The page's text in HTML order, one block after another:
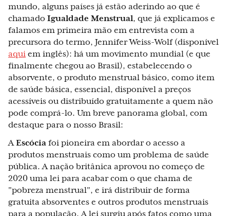
mundo, alguns países já estão aderindo ao que é
chamado Igualdade Menstrual, que já explicamos e
falamos em primeira mão em entrevista com a
precursora do termo, Jennifer Weiss-Wolf (disponível
aqui em inglês): há um movimento mundial (e que
finalmente chegou ao Brasil), estabelecendo o
absorvente, o produto menstrual básico, como item
de saúde básica, essencial, disponível a preços
acessíveis ou distribuído gratuitamente a quem não
pode comprá-lo. Um breve panorama global, com
destaque para o nosso Brasil:
AEscócia foi pioneira em abordar o acesso a
produtos menstruais como um problema de saúde
pública. A nação britânica aprovou no começo de
2020 uma lei para acabar com o que chama de
"pobreza menstrual", e irá distribuir de forma
gratuita absorventes e outros produtos menstruais
para a população. A lei surgiu após fatos como uma